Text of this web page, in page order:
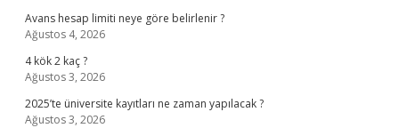
Avans hesap limiti neye göre belirlenir ?
Ağustos 4, 2026
4 kök 2 kaç ?
Ağustos 3, 2026
2025’te üniversite kayıtları ne zaman yapılacak ?
Ağustos 3, 2026